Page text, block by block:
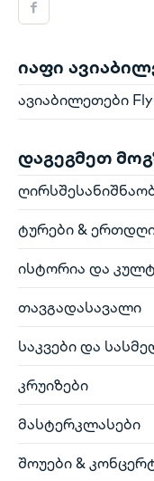
იაფი
ავიაბილეთები
დაგეგმეთ
ტურები &
ისტორია და
თავგადასავალი
საკვები და
კრუიზები
მასტერკლასები
შოუები &